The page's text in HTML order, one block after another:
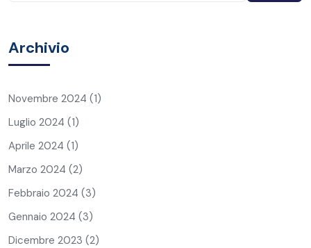
Archivio
Novembre 2024 (1)
Luglio 2024 (1)
Aprile 2024 (1)
Marzo 2024 (2)
Febbraio 2024 (3)
Gennaio 2024 (3)
Dicembre 2023 (2)